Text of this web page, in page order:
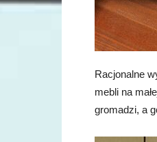
Racjonalne
mebli na
gromadzi, a